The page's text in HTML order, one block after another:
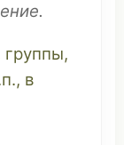
.
группы,
в